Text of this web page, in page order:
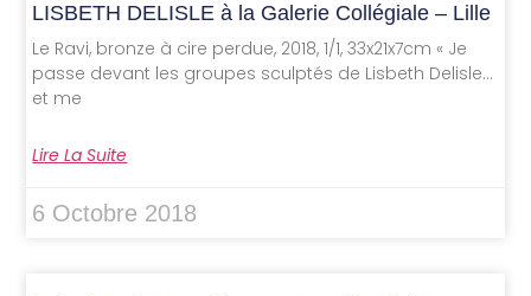
LISBETH DELISLE à la Galerie Collégiale – Lille
Le Ravi, bronze à cire perdue, 2018, 1/1, 33x21x7cm « Je
passe devant les groupes sculptés de Lisbeth Delisle…
et me
Lire La Suite
6 Octobre 2018